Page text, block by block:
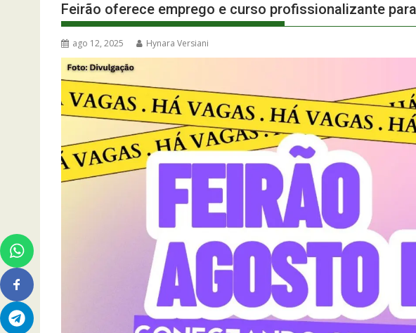
Feirão oferece emprego e curso profissionalizante
ago 12, 2025 Hynara Versiani